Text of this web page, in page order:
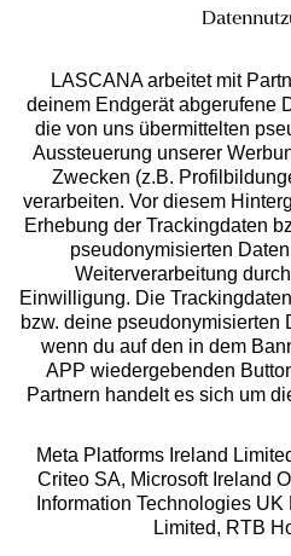
Services
Beratung
Über uns
Rechtliches
Alle Preise inkl. MwSt., zzgl.
** Bonität vorausgesetzt, berechtigt zur
LASCANA arbeitet mit
deinem Endgerät abgerufene
die von uns übermittelten
Aussteuerung unserer
Zwecken (z.B.
verarbeiten. Vor diesem
Erhebung der Trackingdaten
pseudonymisierten
Weiterverarbeitung
Einwilligung. Die
bzw. deine pseudonymisierten
wenn du auf den in dem
APP wiedergebenden
Partnern handelt es sich um
Meta Platforms Ireland
Criteo SA, Microsoft Ireland
Information Technologies
Limited, RTB